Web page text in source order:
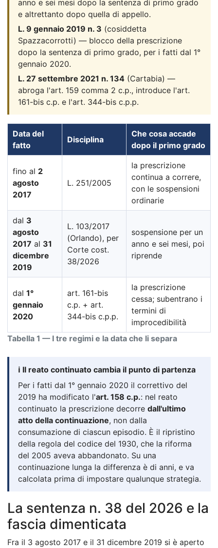
anno e sei mesi dopo la sentenza di primo grado
e altrettanto dopo quella di appello.
L. 9 gennaio 2019 n. 3 (cosiddetta
Spazzacorrotti) — blocco della prescrizione
dopo la sentenza di primo grado, per i fatti dal 1°
gennaio 2020.
L. 27 settembre 2021 n. 134 (Cartabia) —
abroga l'art. 159 comma 2 c.p., introduce l'art.
161-bis c.p. e l'art. 344-bis c.p.p.
Tabella 1 — I tre regimi e la data che li separa
Data del
fatto
Disciplina
Che cosa accade
dopo il primo grado
fino al 2
agosto
2017
L. 251/2005
la prescrizione
continua a correre,
con le sospensioni
ordinarie
dal 3
agosto
2017 al 31
dicembre
2019
L. 103/2017
(Orlando), per
Corte cost.
38/2026
sospensione per un
anno e sei mesi, poi
riprende
dal 1°
gennaio
2020
art. 161-bis
c.p. + art.
344-bis c.p.p.
la prescrizione
cessa; subentrano i
termini di
improcedibilità
ℹ️ Il reato continuato cambia il punto di partenza
Per i fatti dal 1° gennaio 2020 il correttivo del
2019 ha modificato l'art. 158 c.p.: nel reato
continuato la prescrizione decorre dall'ultimo
atto della continuazione, non dalla
consumazione di ciascun episodio. È il ripristino
della regola del codice del 1930, che la riforma
del 2005 aveva abbandonato. Su una
continuazione lunga la differenza è di anni, e va
calcolata prima di impostare qualunque strategia.
La sentenza n. 38 del 2026 e la
fascia dimenticata
Fra il 3 agosto 2017 e il 31 dicembre 2019 si è aperto